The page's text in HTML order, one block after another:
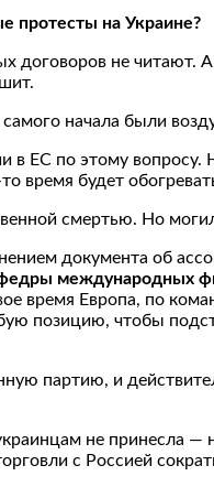
протесты на Украине?
не читают. А
начала были
в ЕС по этому
время будет
смертью. Но
документа об
международных
время Европа, по
позицию, чтобы
партию, и
не принесла
с Россией